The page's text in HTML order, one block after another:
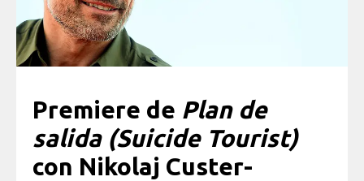
Premiere de Plan de
salida (Suicide Tourist)
con Nikolaj Custer-